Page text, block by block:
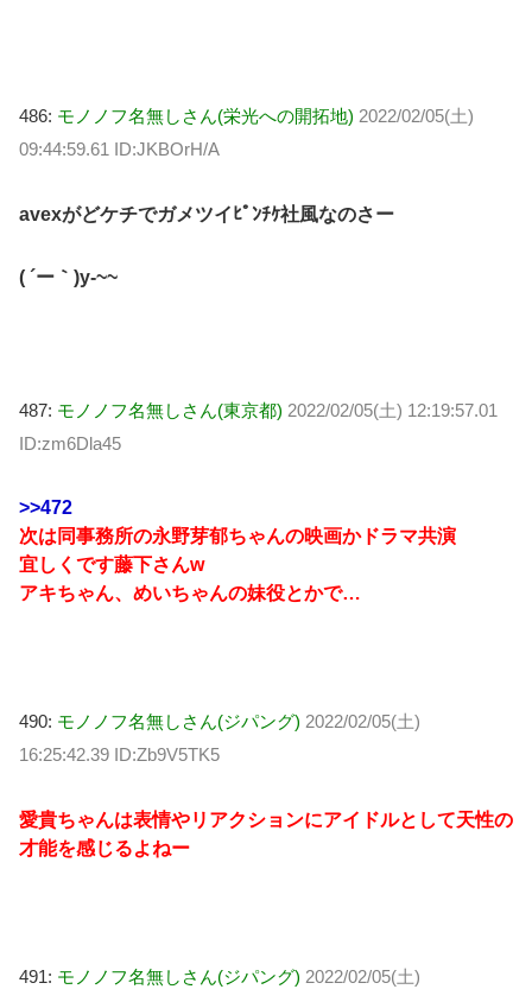
486: モノノフ名無しさん(栄光への開拓地) 2022/02/05(土)
09:44:59.61 ID:JKBOrH/A
avexがどケチでガメツイﾋﾟﾝﾁｹ社風なのさー
( ´ー｀)y-~~
487: モノノフ名無しさん(東京都) 2022/02/05(土) 12:19:57.01
ID:zm6Dla45
>>472
次は同事務所の永野芽郁ちゃんの映画かドラマ共演
宜しくです藤下さんw
アキちゃん、めいちゃんの妹役とかで…
490: モノノフ名無しさん(ジパング) 2022/02/05(土)
16:25:42.39 ID:Zb9V5TK5
愛貴ちゃんは表情やリアクションにアイドルとして天性の
才能を感じるよねー
491: モノノフ名無しさん(ジパング) 2022/02/05(土)